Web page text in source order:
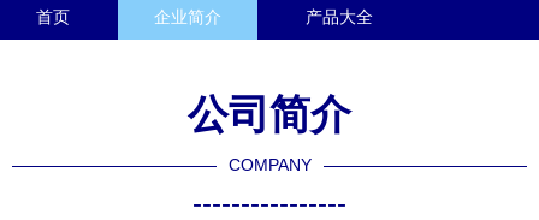
首页 企业简介 产品大全
公司简介
COMPANY
----------------